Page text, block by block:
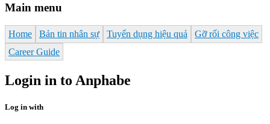
Main menu
Home Bản tin nhân sự Tuyển dụng hiệu quả
Gỡ rối công việc
Career Guide
Login in to Anphabe
Log in with